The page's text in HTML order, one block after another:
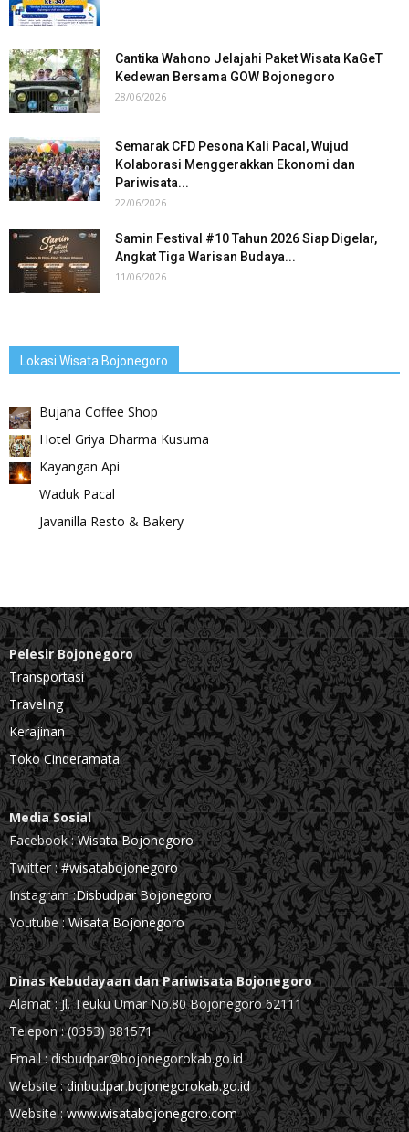
Cantika Wahono Jelajahi Paket Wisata KaGeT
Kedewan Bersama GOW Bojonegoro
28/06/2026
Semarak CFD Pesona Kali Pacal, Wujud
Kolaborasi Menggerakkan Ekonomi dan
Pariwisata...
22/06/2026
Samin Festival #10 Tahun 2026 Siap Digelar,
Angkat Tiga Warisan Budaya...
11/06/2026
Lokasi Wisata Bojonegoro
Bujana Coffee Shop
Hotel Griya Dharma Kusuma
Kayangan Api
Waduk Pacal
Javanilla Resto & Bakery
Pelesir Bojonegoro
Transportasi
Traveling
Kerajinan
Toko Cinderamata
Media Sosial
Facebook :Wisata Bojonegoro
Twitter :#wisatabojonegoro
Instagram :Disbudpar Bojonegoro
Youtube :Wisata Bojonegoro
Dinas Kebudayaan dan Pariwisata Bojonegoro
Alamat : Jl. Teuku Umar No.80 Bojonegoro 62111
Telepon : (0353) 881571
Email : disbudpar@bojonegorokab.go.id
Website :dinbudpar.bojonegorokab.go.id
Website :www.wisatabojonegoro.com